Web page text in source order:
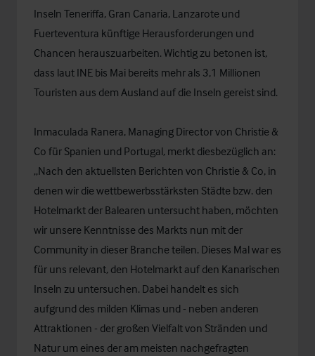
Inseln Teneriffa, Gran Canaria, Lanzarote und
Fuerteventura künftige Herausforderungen und
Chancen herauszuarbeiten. Wichtig zu betonen ist,
dass laut INE bis Mai bereits mehr als 3,1 Millionen
Touristen aus dem Ausland auf die Inseln gereist sind.
Inmaculada Ranera, Managing Director von Christie &
Co für Spanien und Portugal, merkt diesbezüglich an:
„Nach den aktuellsten Berichten von Christie & Co, in
denen wir die wettbewerbsstärksten Städte bzw. den
Hotelmarkt der Balearen untersucht haben, möchten
wir unsere Kenntnisse des Markts nun mit der
Community in dieser Branche teilen. Dieses Mal war es
für uns relevant, den Hotelmarkt auf den Kanarischen
Inseln zu untersuchen. Dabei handelt es sich
aufgrund des milden Klimas und - neben anderen
Attraktionen - der großen Vielfalt von Stränden und
Natur um eines der am meisten nachgefragten